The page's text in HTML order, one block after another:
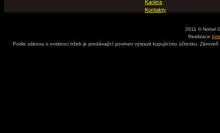
Kariéra
Kontakty
2011 © Nohel
Realizace
Podle zákona o evidenci tržeb je prodávající povinen vystavit kupujícímu účtenku.